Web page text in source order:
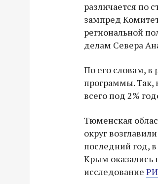
различается по
зампред
региональной
делам Севера
По его словам, в
программы. Так,
всего под 2%
Тюменская
округ
последний год,
Крым оказались
исследование